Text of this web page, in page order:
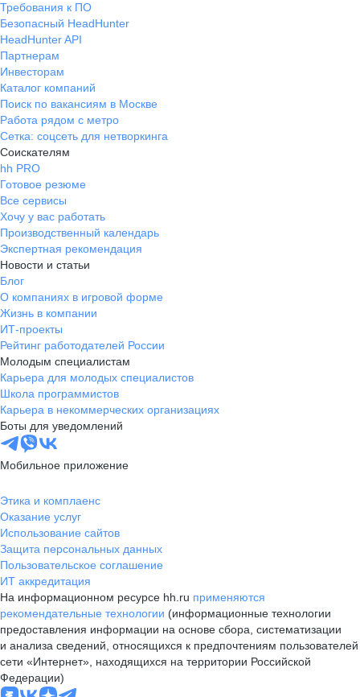
Требования к ПО
Безопасный HeadHunter
HeadHunter API
Партнерам
Инвесторам
Каталог компаний
Поиск по вакансиям в Москве
Работа рядом с метро
Сетка: соцсеть для нетворкинга
Соискателям
hh PRO
Готовое резюме
Все сервисы
Хочу у вас работать
Производственный календарь
Экспертная рекомендация
Новости и статьи
Блог
О компаниях в игровой форме
Жизнь в компании
ИТ-проекты
Рейтинг работодателей России
Молодым специалистам
Карьера для молодых специалистов
Школа программистов
Карьера в некоммерческих организациях
Боты для уведомлений
Мобильное приложение
Этика и комплаенс
Оказание услуг
Использование сайтов
Защита персональных данных
Пользовательское соглашение
ИТ аккредитация
На информационном ресурсе hh.ru применяются
рекомендательные технологии (информационные технологии
предоставления информации на основе сбора, систематизации
и анализа сведений, относящихся к предпочтениям пользователей
сети «Интернет», находящихся на территории Российской
Федерации)